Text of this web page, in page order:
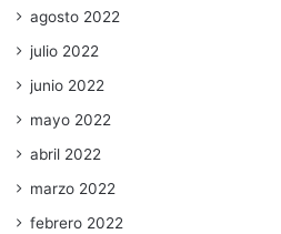
agosto 2022
julio 2022
junio 2022
mayo 2022
abril 2022
marzo 2022
febrero 2022